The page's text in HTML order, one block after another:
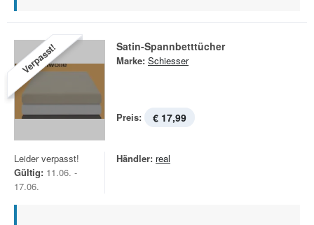
Verpasst! Satin-Spannbetttücher
Marke: Schiesser
Preis: € 17,99
Leider verpasst!
Gültig: 11.06. -
17.06.
Händler: real